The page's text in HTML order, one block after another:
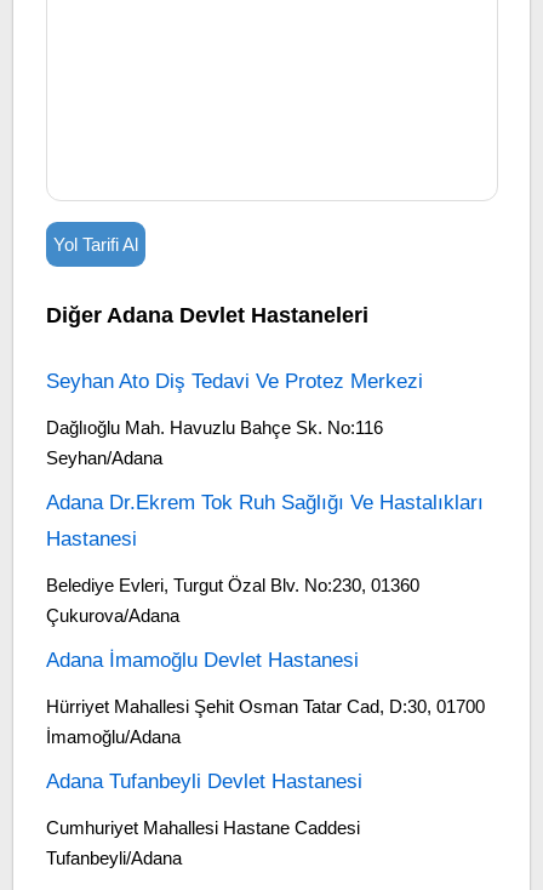
Yol Tarifi Al
Diğer Adana Devlet Hastaneleri
Seyhan Ato Diş Tedavi Ve Protez Merkezi
Dağlıoğlu Mah. Havuzlu Bahçe Sk. No:116
Seyhan/Adana
Adana Dr.Ekrem Tok Ruh Sağlığı Ve Hastalıkları
Hastanesi
Belediye Evleri, Turgut Özal Blv. No:230, 01360
Çukurova/Adana
Adana İmamoğlu Devlet Hastanesi
Hürriyet Mahallesi Şehit Osman Tatar Cad, D:30, 01700
İmamoğlu/Adana
Adana Tufanbeyli Devlet Hastanesi
Cumhuriyet Mahallesi Hastane Caddesi
Tufanbeyli/Adana